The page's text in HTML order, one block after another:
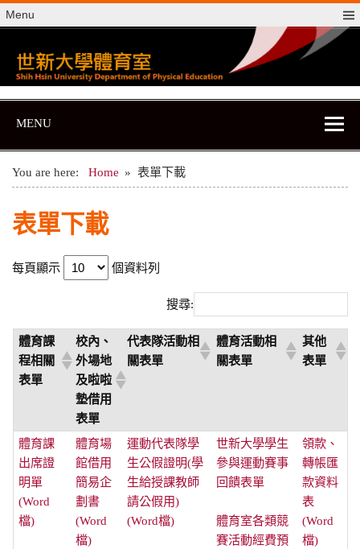
Skip
to
content
Menu
世新大學體育室
世新大學體育室
MENU
You are here: Home 表單下載
表單下載
每頁顯示 個資料列
搜尋:
體育課
程相關
表單
校內、
外場地
及啦啦
墊借用
表單
代表隊活動相
關表單
體育活動相
關表單
其他
表單
體育課
出席證
明單
(Word
檔)
體育場
館借用
簡易企
劃書
(Word
檔)
運動代表隊學
生公假證明(學
生給授課教師
請公假用)
(Word檔)
世新大學學生
參與運動賽事
回饋表單
體育室各類競
賽活動經費預
領款、
轉帳匯
款資料
表
(Word
檔)